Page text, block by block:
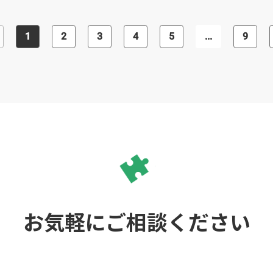
1 2 3 4 5 ... 9
お気軽にご相談ください